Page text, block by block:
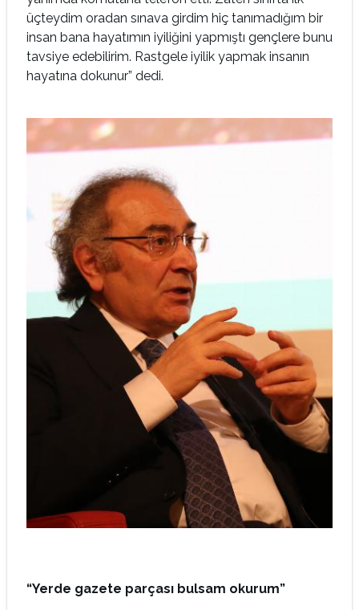
üçteydim oradan sınava girdim hiç tanımadığım bir
insan bana hayatımın iyiliğini yapmıştı gençlere bunu
tavsiye edebilirim. Rastgele iyilik yapmak insanın
hayatına dokunur” dedi.
“Yerde gazete parçası bulsam okurum”